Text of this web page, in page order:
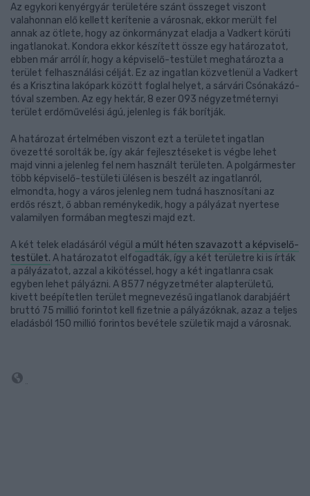
Az egykori kenyérgyár területére szánt összeget viszont
valahonnan elő kellett kerítenie a városnak, ekkor merült fel
annak az ötlete, hogy az önkormányzat eladja a Vadkert körúti
ingatlanokat. Kondora ekkor készített össze egy határozatot,
ebben már arról ír, hogy a képviselő-testület meghatározta a
terület felhasználási célját. Ez az ingatlan közvetlenül a Vadkert
és a Krisztina lakópark között foglal helyet, a sárvári Csónakázó-
tóval szemben. Az egy hektár, 8 ezer 093 négyzetméternyi
terület erdőművelési ágú, jelenleg is fák borítják.
A határozat értelmében viszont ezt a területet ingatlan
övezetté sorolták be, így akár fejlesztéseket is végbe lehet
majd vinni a jelenleg fel nem használt területen. A polgármester
több képviselő-testületi ülésen is beszélt az ingatlanról,
elmondta, hogy a város jelenleg nem tudná hasznosítani az
erdős részt, ő abban reménykedik, hogy a pályázat nyertese
valamilyen formában megteszi majd ezt.
A két telek eladásáról végül a múlt héten szavazott a képviselő-
testület. A határozatot elfogadták, így a két területre ki is írták
a pályázatot, azzal a kikötéssel, hogy a két ingatlanra csak
egyben lehet pályázni. A 8577 négyzetméter alapterületű,
kivett beépítetlen terület megnevezésű ingatlanok darabjáért
bruttó 75 millió forintot kell fizetnie a pályázóknak, azaz a teljes
eladásból 150 millió forintos bevétele születik majd a városnak.